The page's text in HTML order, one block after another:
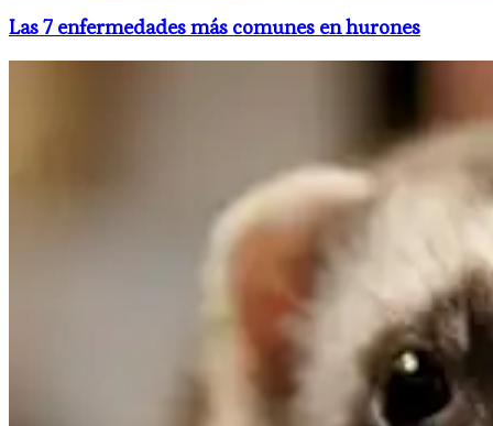
​Las 7 enfermedades más comunes en hurones